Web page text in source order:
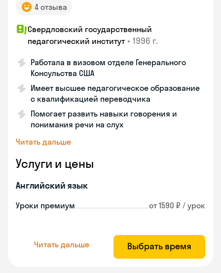
4 отзыва
Свердловский государственный
педагогический институт • 1996 г.
Работала в визовом отделе Генерального
Консульства США
Имеет высшее педагогическое образование
с квалификацией переводчика
Помогает развить навыки говорения и
понимания речи на слух
Читать дальше
Услуги и цены
Английский язык
Уроки премиум от 1590 ₽ / урок
Читать дальше Выбрать время